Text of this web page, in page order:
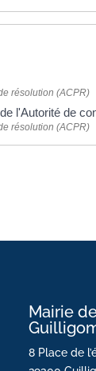
résolution (ACPR)
l'Autorité de
résolution (ACPR)
Mairie
8 Place de